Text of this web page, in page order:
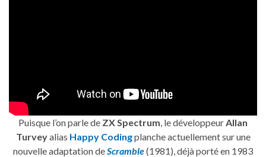
Puisque l’on parle de ZX Spectrum , le développeur Allan
Turveyalias Happy Codingplanche actuellement sur une
nouvelle adaptation deScramble(1981), déjà porté en 1983